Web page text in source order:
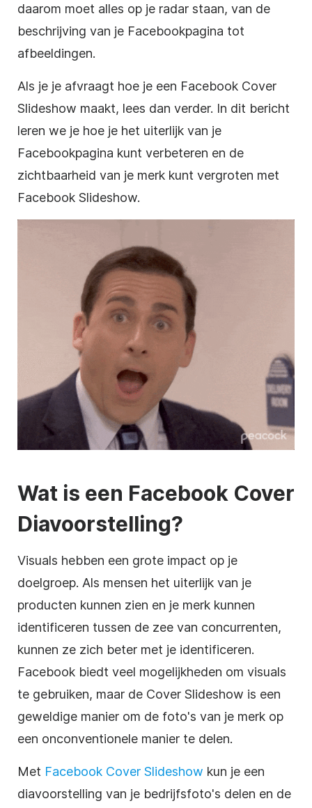
daarom moet alles op je radar staan, van de
beschrijving van je Facebookpagina tot
afbeeldingen.
Als je je afvraagt hoe je een Facebook Cover
Slideshow maakt, lees dan verder. In dit bericht
leren we je hoe je het uiterlijk van je
Facebookpagina kunt verbeteren en de
zichtbaarheid van je merk kunt vergroten met
Facebook Slideshow.
Wat is een Facebook Cover
Diavoorstelling?
Visuals hebben een grote impact op je
doelgroep. Als mensen het uiterlijk van je
producten kunnen zien en je merk kunnen
identificeren tussen de zee van concurrenten,
kunnen ze zich beter met je identificeren.
Facebook biedt veel mogelijkheden om visuals
te gebruiken, maar de Cover Slideshow is een
geweldige manier om de foto's van je merk op
een onconventionele manier te delen.
Met Facebook Cover Slideshow kun je een
diavoorstelling van je bedrijfsfoto's delen en de